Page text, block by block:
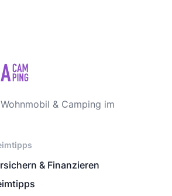
& Camping im
& Finanzieren